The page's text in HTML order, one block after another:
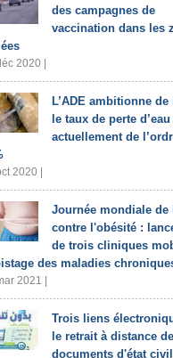
des campagnes de
vaccination dans les
2020 |
L’ADE ambitionne
le taux de perte
actuellement de
2020 |
Journée mondiale de
contre l'obésité :
de trois cliniques
des maladies
2021 |
Trois liens
le retrait à distance
documents d'état civil